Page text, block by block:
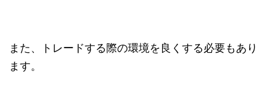
また、トレードする際の環境を良くする必要もあり
ます。